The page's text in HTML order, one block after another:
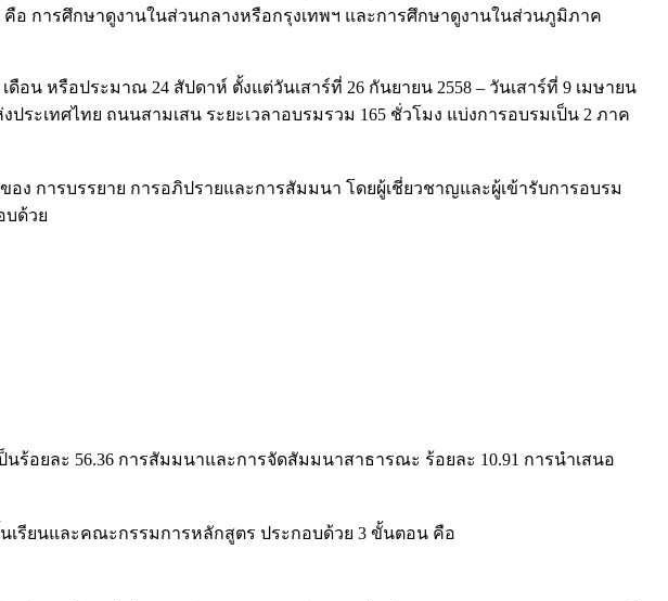
อ การศึกษาดูงานในส่วนกลางหรือกรุงเทพฯ และการศึกษาดูงานในส่วนภูมิภาค
น หรือประมาณ 24 สัปดาห์ ตั้งแต่วันเสาร์ที่ 26 กันยายน 2558 – วันเสาร์ที่ 9 เมษายน
ระเทศไทย ถนนสามเสน ระยะเวลาอบรมรวม 165 ชั่วโมง แบ่งการอบรมเป็น 2 ภาค
ง การบรรยาย การอภิปรายและการสัมมนา โดยผู้เชี่ยวชาญและผู้เข้ารับการอบรม
บด้วย
อยละ 56.36 การสัมมนาและการจัดสัมมนาสาธารณะ ร้อยละ 10.91 การนำเสนอ
เรียนและคณะกรรมการหลักสูตร ประกอบด้วย 3 ขั้นตอน คือ